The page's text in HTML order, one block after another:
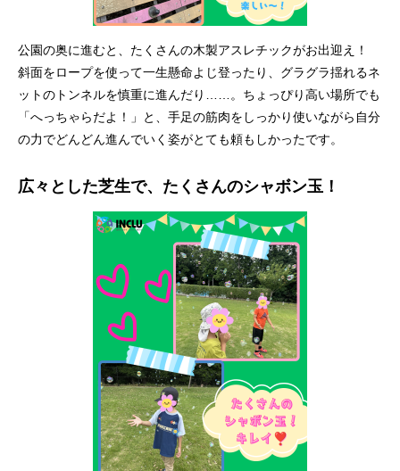
公園の奥に進むと、たくさんの木製アスレチックがお出迎え！
斜面をロープを使って一生懸命よじ登ったり、グラグラ揺れるネ
ットのトンネルを慎重に進んだり……。ちょっぴり高い場所でも
「へっちゃらだよ！」と、手足の筋肉をしっかり使いながら自分
の力でどんどん進んでいく姿がとても頼もしかったです。
広々とした芝生で、たくさんのシャボン玉！